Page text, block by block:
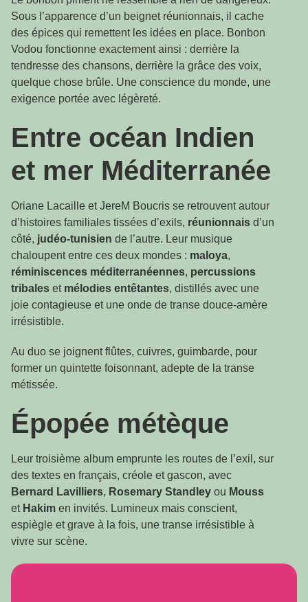
Sous l’apparence d’un beignet réunionnais, il cache
des épices qui remettent les idées en place. Bonbon
Vodou fonctionne exactement ainsi : derrière la
tendresse des chansons, derrière la grâce des voix,
quelque chose brûle. Une conscience du monde, une
exigence portée avec légèreté.
Entre océan Indien
et mer Méditerranée
Oriane Lacaille et JereM Boucris se retrouvent autour
d’histoires familiales tissées d’exils, réunionnais d’un
côté, judéo-tunisien de l’autre. Leur musique
chaloupent entre ces deux mondes : maloya,
réminiscences méditerranéennes, percussions
tribales et mélodies entêtantes, distillés avec une
joie contagieuse et une onde de transe douce-amère
irrésistible.
Au duo se joignent flûtes, cuivres, guimbarde, pour
former un quintette foisonnant, adepte de la transe
métissée.
Épopée métèque
Leur troisième album emprunte les routes de l’exil, sur
des textes en français, créole et gascon, avec
Bernard Lavilliers, Rosemary Standley ou Mouss
et Hakim en invités. Lumineux mais conscient,
espiègle et grave à la fois, une transe irrésistible à
vivre sur scène.